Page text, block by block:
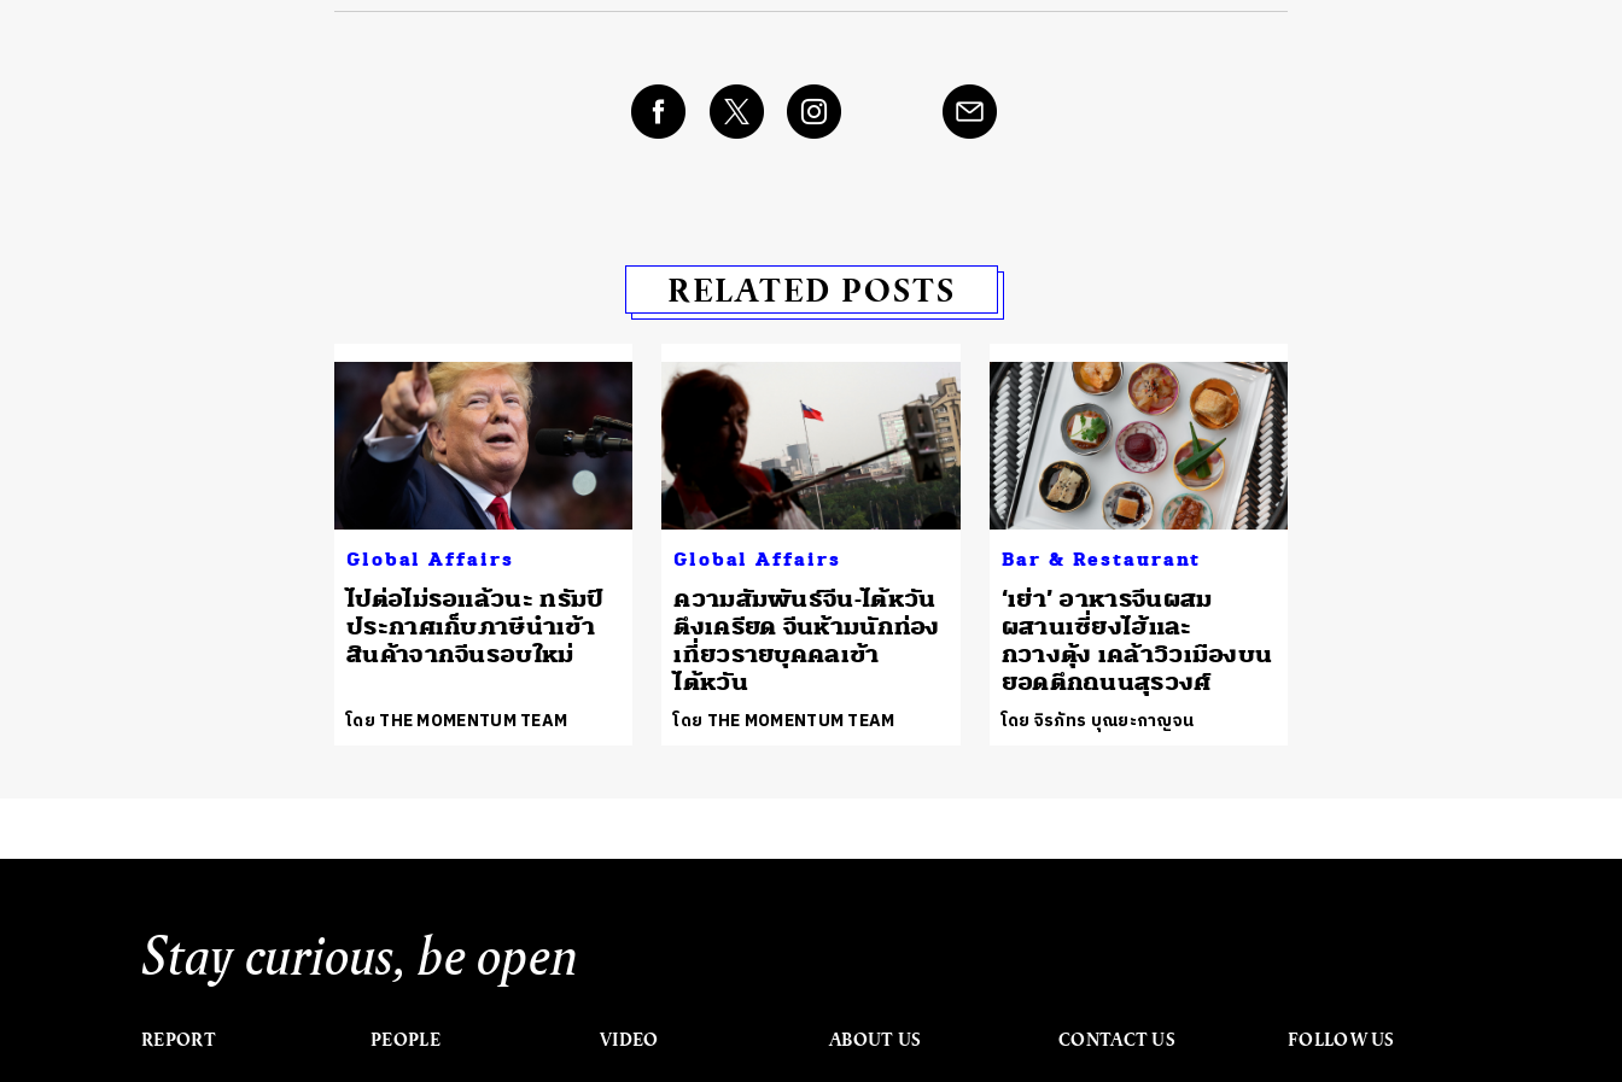
RELATED POSTS
Global Affairs
ไปต่อไม่รอแล้วนะ ทรัมป์
ประกาศเก็บภาษีนำเข้า
สินค้าจากจีนรอบใหม่
โดย THE MOMENTUM TEAM
Global Affairs
ความสัมพันธ์จีน-ไต้หวัน
ตึงเครียด จีนห้ามนักท่อง
เที่ยวรายบุคคลเข้า
ไต้หวัน
โดย THE MOMENTUM TEAM
Bar & Restaurant
‘เย่า’ อาหารจีนผสม
ผสานเซี่ยงไฮ้และ
กวางตุ้ง เคล้าวิวเมืองบน
ยอดตึกถนนสุรวงศ์
โดย จิรภัทร บุณยะกาญจน
Stay curious, be open
REPORT PEOPLE VIDEO ABOUT US CONTACT US FOLLOW US